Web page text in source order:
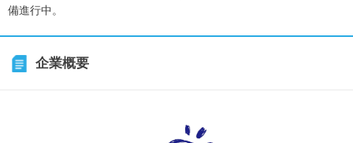
備進行中。
企業概要